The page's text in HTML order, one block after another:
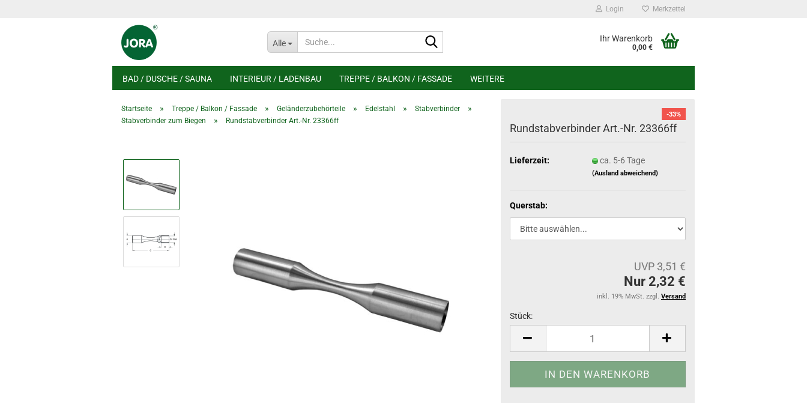
Login Merkzettel
Alle Ihr Warenkorb
0,00 €
BAD / DUSCHE / SAUNA INTERIEUR / LADENBAU TREPPE / BALKON / FASSADE WEITERE
Startseite » Treppe / Balkon / Fassade » Geländerzubehörteile » Edelstahl » Stabverbinder »
Stabverbinder zum Biegen » Rundstabverbinder Art.-Nr. 23366ff
-33%
Rundstabverbinder Art.-Nr. 23366ff
Lieferzeit: ca. 5-6 Tage
(Ausland abweichend)
Querstab:
UVP 3,51 €
Nur 2,32 €
inkl. 19% MwSt. zzgl. Versand
Stück:
Stück